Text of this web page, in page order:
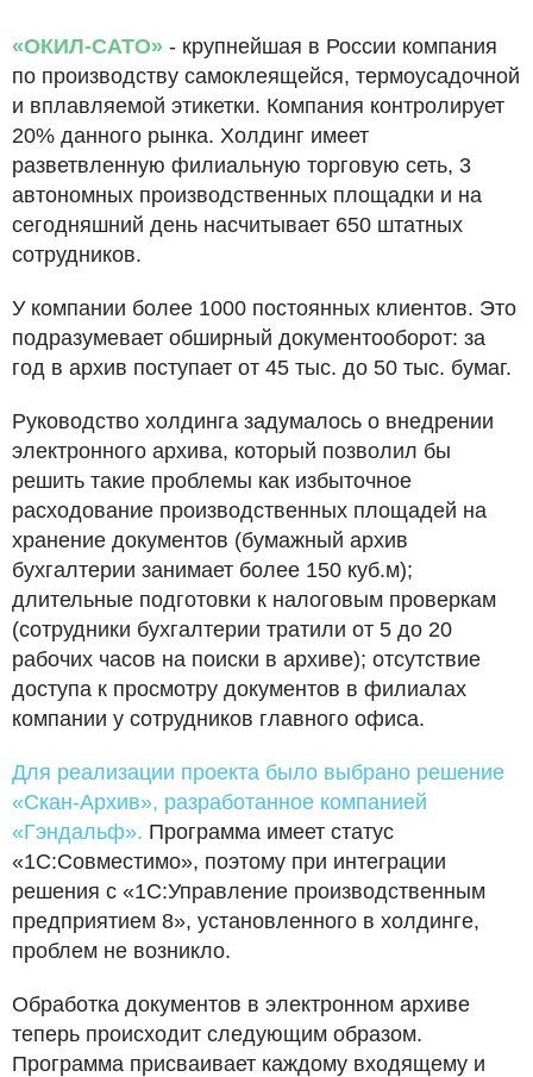
«ОКИЛ-САТО» - крупнейшая в России компания
по производству самоклеящейся, термоусадочной
и вплавляемой этикетки. Компания контролирует
20% данного рынка. Холдинг имеет
разветвленную филиальную торговую сеть, 3
автономных производственных площадки и на
сегодняшний день насчитывает 650 штатных
сотрудников.
У компании более 1000 постоянных клиентов. Это
подразумевает обширный документооборот: за
год в архив поступает от 45 тыс. до 50 тыс. бумаг.
Руководство холдинга задумалось о внедрении
электронного архива, который позволил бы
решить такие проблемы как избыточное
расходование производственных площадей на
хранение документов (бумажный архив
бухгалтерии занимает более 150 куб.м);
длительные подготовки к налоговым проверкам
(сотрудники бухгалтерии тратили от 5 до 20
рабочих часов на поиски в архиве); отсутствие
доступа к просмотру документов в филиалах
компании у сотрудников главного офиса.
Для реализации проекта было выбрано решение
«Скан-Архив», разработанное компанией
«Гэндальф». Программа имеет статус
«1С:Совместимо», поэтому при интеграции
решения с «1C:Управление производственным
предприятием 8», установленного в холдинге,
проблем не возникло.
Обработка документов в электронном архиве
теперь происходит следующим образом.
Программа присваивает каждому входящему и